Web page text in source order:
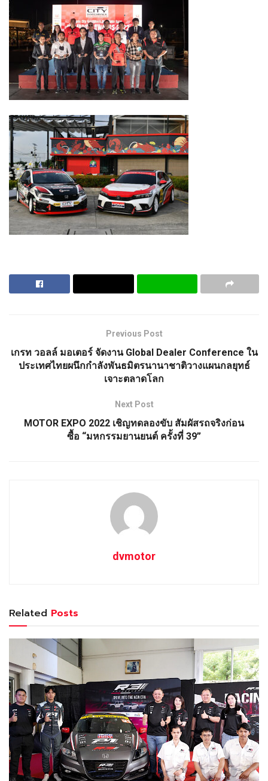
Previous Post
เกรท วอลล์ มอเตอร์ จัดงาน Global Dealer Conference ใน
ประเทศไทยผนึกกำลังพันธมิตรนานาชาติวางแผนกลยุทธ์
เจาะตลาดโลก
Next Post
MOTOR EXPO 2022 เชิญทดลองขับ สัมผัสรถจริงก่อน
ซื้อ “มหกรรมยานยนต์ ครั้งที่ 39”
dvmotor
Related Posts